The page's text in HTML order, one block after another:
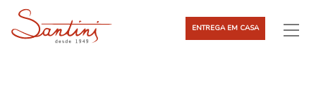
ENTREGA EM CASA